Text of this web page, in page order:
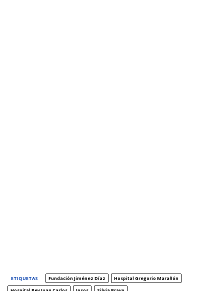
ETIQUETAS Fundación Jiménez Díaz
Hospital Gregorio Marañón